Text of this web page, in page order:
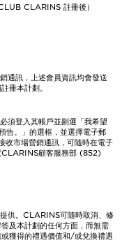
CLARINS 註冊後）
通訊，上述會員資訊均會發送
冊本計劃。
須登入其帳戶並剔選「我希望
告。」的選框，並選擇電子郵
收市場營銷通訊，可隨時在電子
CLARINS顧客服務部 (852)
供。CLARINS可隨時取消、修
及本計劃的任何方面，而無需
獲得的禮遇價值和/或兌換禮遇